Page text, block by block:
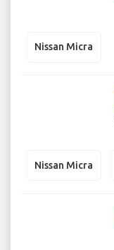
Nissan Micra
Nissan Micra